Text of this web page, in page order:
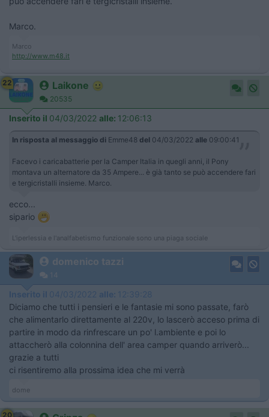
Marco.
Marco
http://www.m48.it
22 Laikone
20535
Inserito il 04/03/2022 alle: 12:06:13
In risposta al messaggio di Emme48 del 04/03/2022 alle 09:00:41
Facevo i caricabatterie per la Camper Italia in quegli anni, il Pony
montava un alternatore da 35 Ampere... è già tanto se può accendere fari
e tergicristalli insieme. Marco.
ecco...
sipario
L'iperlessia e l'analfabetismo funzionale sono una piaga sociale
domenico tazzi
14
Inserito il 04/03/2022 alle: 12:39:28
Diciamo che tutti i pensieri e le fantasie mi sono passate, farò
che alimentarlo direttamente al 220v, lo lascerò acceso prima di
partire in modo da rinfrescare un po' l.ambiente e poi lo
attaccherò alla colonnina dell' area camper quando arriverò...
grazie a tutti
ci risentiremo alla prossima idea che mi verrà
dome
20